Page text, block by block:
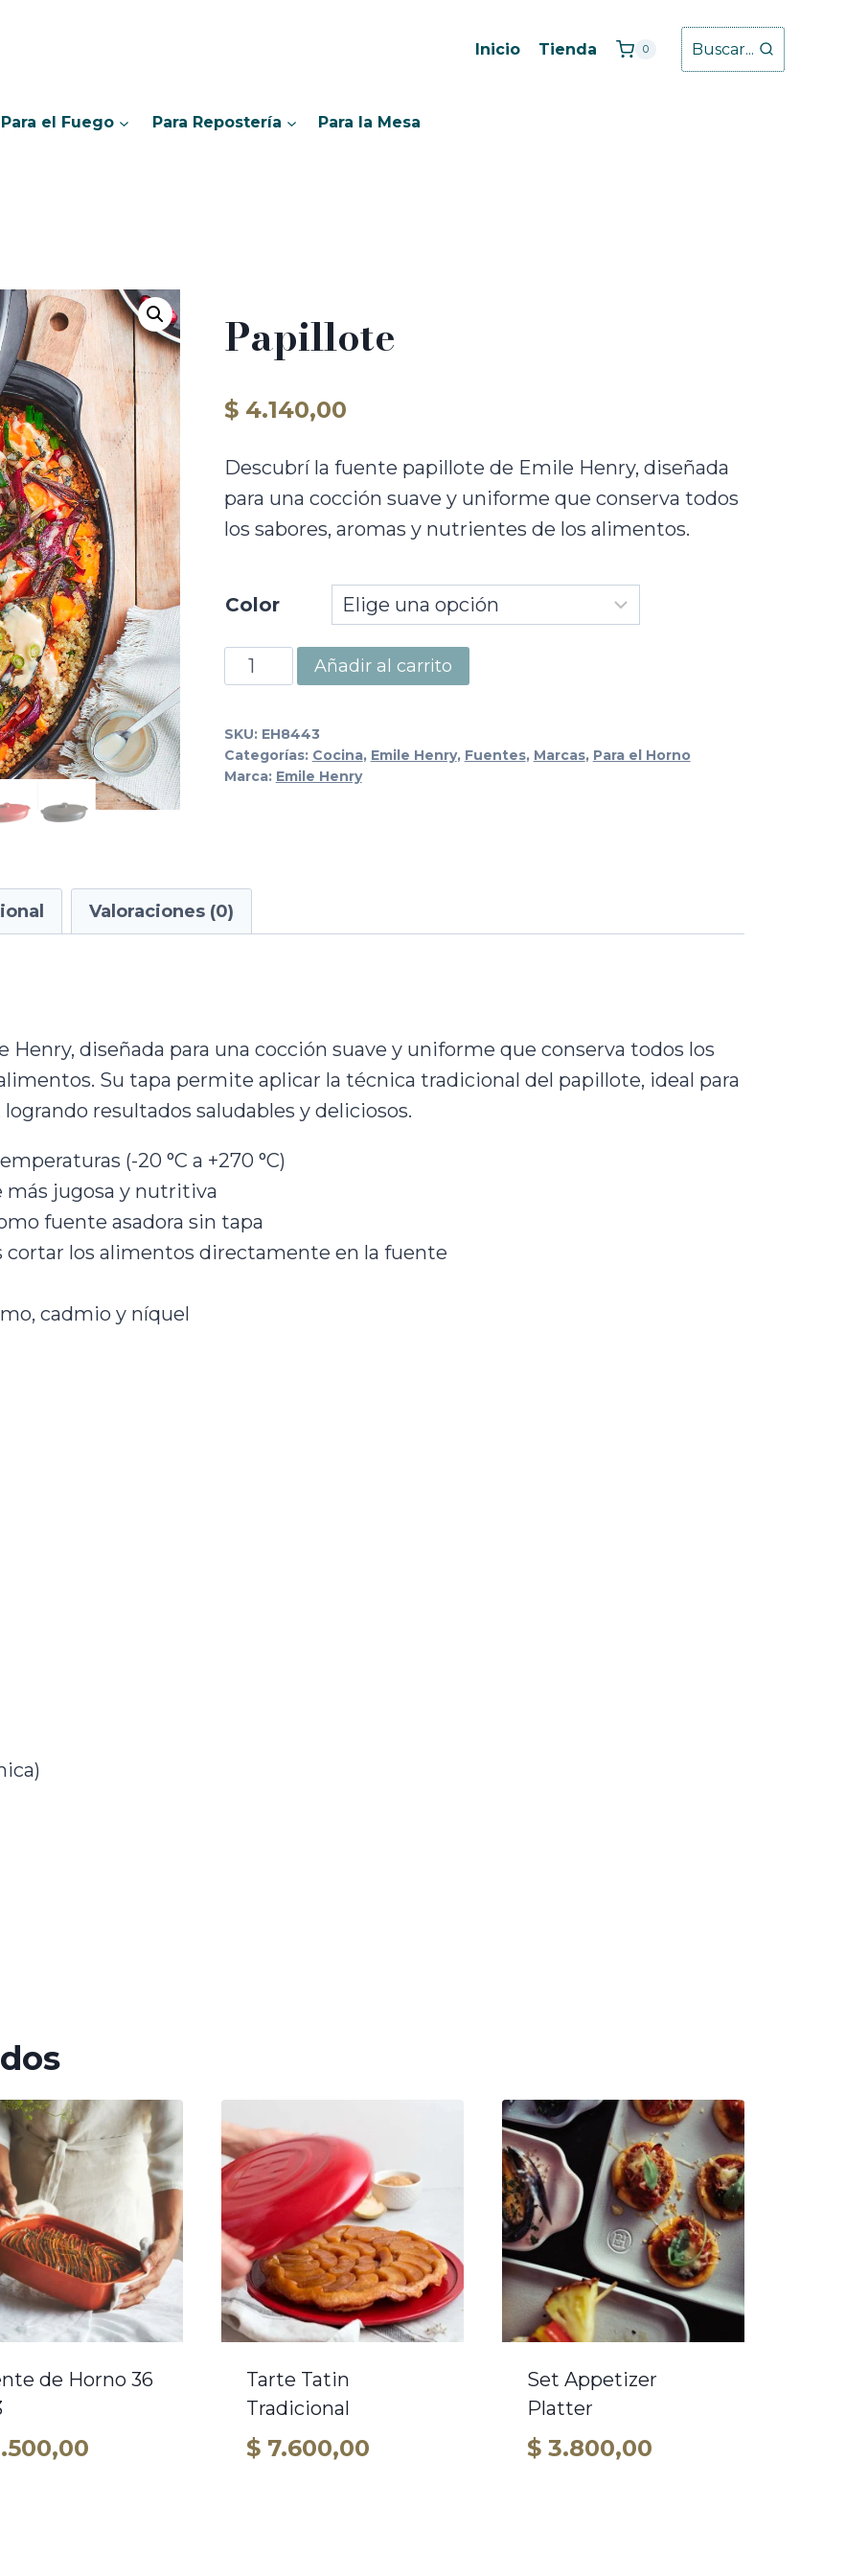
Inicio Tienda 0 Buscar...
Para el Fuego Para Repostería Para la Mesa
Papillote
$4.140,00
Descubrí la fuente papillote de Emile Henry, diseñada
para una cocción suave y uniforme que conserva todos
los sabores, aromas y nutrientes de los alimentos.
Color
Papillote
cantidad
Añadir al carrito
SKU: EH8443
Categorías: Cocina, Emile Henry, Fuentes, Marcas, Para el Horno
Marca: Emile Henry
Valoraciones (0)
diseñada para una cocción suave y uniforme que conserva todos los
Su tapa permite aplicar la técnica tradicional del papillote, ideal para
resultados saludables y deliciosos.
(-20 °C a +270 °C)
más jugosa y nutritiva
fuente asadora sin tapa
cortar los alimentos directamente en la fuente
cadmio y níquel
de Horno 36
Tarte Tatin
Tradicional
$ 7.600,00
Set Appetizer
Platter
$ 3.800,00